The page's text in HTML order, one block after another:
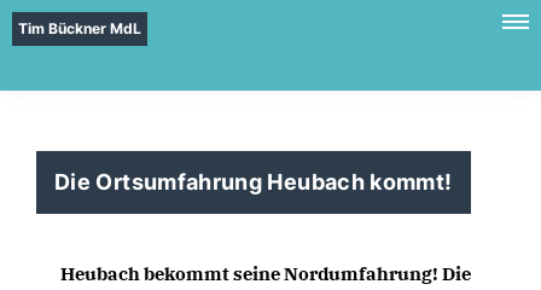
Tim Bückner MdL
Die Ortsumfahrung Heubach kommt!
Heubach bekommt seine Nordumfahrung! Die